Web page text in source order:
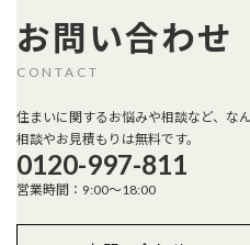
お問い合わせ
CONTACT
住まいに関するお悩みや相談など、な
相談やお見積もりは無料です。
0120-997-811
営業時間：9:00～18:00